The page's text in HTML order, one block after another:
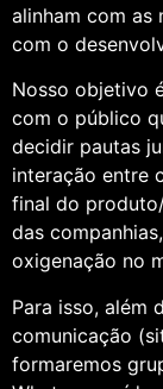
alinham com as
com o
Nosso objetivo
com o público
decidir pautas
interação entre
final do
das
oxigenação no
Para isso, além
comunicação
formaremos